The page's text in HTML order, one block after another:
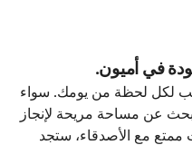
في أميون.
لكل لحظة من يومك. سواء
عن مساحة مريحة لإنجاز
مع الأصدقاء، ستجد